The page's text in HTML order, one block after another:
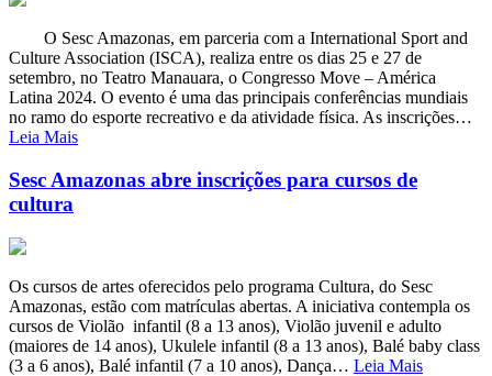
O Sesc Amazonas, em parceria com a International Sport and
Culture Association (ISCA), realiza entre os dias 25 e 27 de
setembro, no Teatro Manauara, o Congresso Move – América
Latina 2024. O evento é uma das principais conferências mundiais
no ramo do esporte recreativo e da atividade física. As inscrições…
Leia Mais
Sesc Amazonas abre inscrições para cursos de
cultura
Os cursos de artes oferecidos pelo programa Cultura, do Sesc
Amazonas, estão com matrículas abertas. A iniciativa contempla os
cursos de Violão infantil (8 a 13 anos), Violão juvenil e adulto
(maiores de 14 anos), Ukulele infantil (8 a 13 anos), Balé baby class
(3 a 6 anos), Balé infantil (7 a 10 anos), Dança… Leia Mais